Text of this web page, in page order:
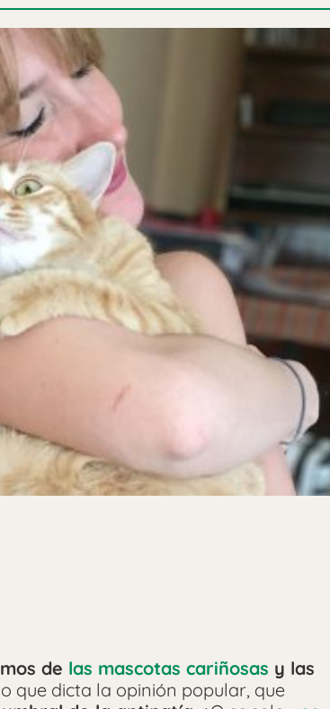
de las mascotas cariñosas y las
que dicta la opinión popular, que